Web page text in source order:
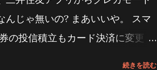
んなジェスチャーモードで使っ
ずっと前からちょくちょく発生し
じゃ無いの? まあいいや。 スマ
の投信積立もカード決済に変更 な
続きを読む